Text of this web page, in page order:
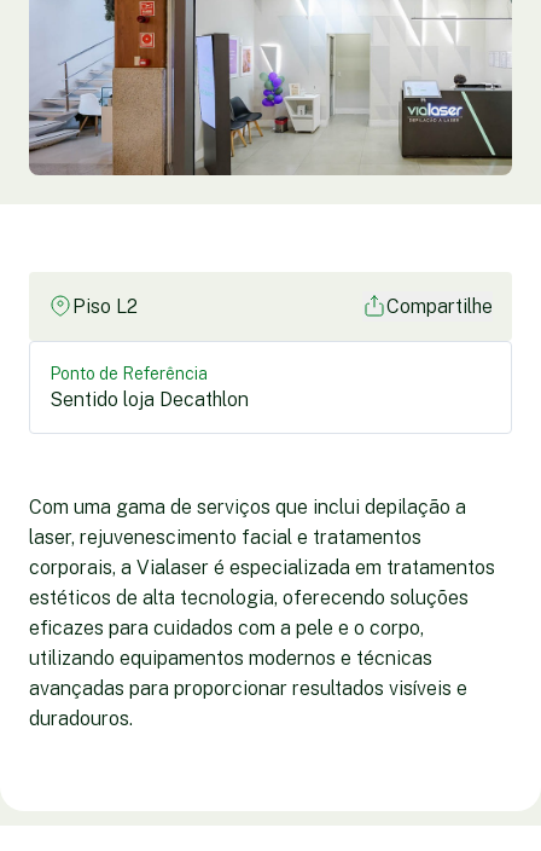
Piso L2 Compartilhe
Ponto de Referência
Sentido loja Decathlon
Com uma gama de serviços que inclui depilação a
laser, rejuvenescimento facial e tratamentos
corporais, a Vialaser é especializada em tratamentos
estéticos de alta tecnologia, oferecendo soluções
eficazes para cuidados com a pele e o corpo,
utilizando equipamentos modernos e técnicas
avançadas para proporcionar resultados visíveis e
duradouros.